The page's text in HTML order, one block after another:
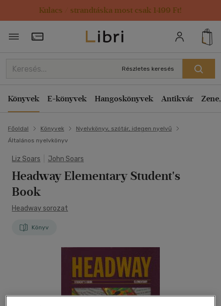
Kulacs / strandtáska most csak 1499 Ft!
Törzsvásárlói Kártya adatai
Részletes keresés
Könyvek E-könyvek Hangoskönyvek Antikvár
Főoldal Könyvek
Nyelvkönyv, szótár, idegen nyelvű
Általános nyelvkönyv
Liz Soars John Soars
Headway Elementary Student's
Book
Headway sorozat
Könyv